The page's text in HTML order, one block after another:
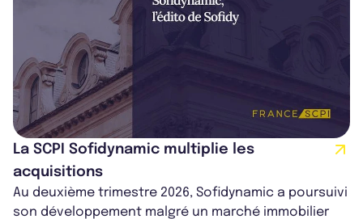
La SCPI Sofidynamic multiplie les
acquisitions
Au deuxième trimestre 2026, Sofidynamic a poursuivi
son développement malgré un marché immobilier